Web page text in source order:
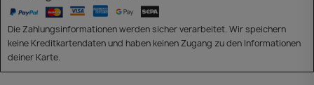
Die Zahlungsinformationen werden sicher verarbeitet. Wir speichern
keine Kreditkartendaten und haben keinen Zugang zu den Informationen
deiner Karte.